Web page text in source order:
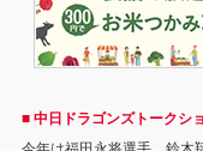
■ 中日ドラゴンズトークシ